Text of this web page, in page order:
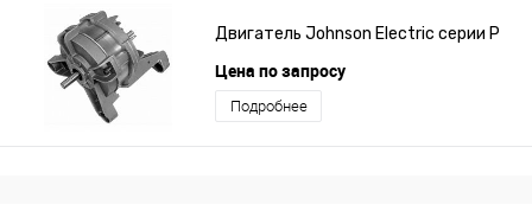
Двигатель Johnson Electric серии P
Цена по запросу
Подробнее